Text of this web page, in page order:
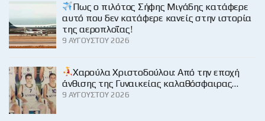
Πως ο πιλότος Σήφης Μιγάδης κατάφερε
αυτό που δεν κατάφερε κανείς στην ιστορία
της αεροπλοΐας!
9 ΑΥΓΟΎΣΤΟΥ 2026
Χαρούλα Χριστοδούλου: Από την εποχή
άνθισης της Γυναικείας καλαθόσφαιρας…
9 ΑΥΓΟΎΣΤΟΥ 2026